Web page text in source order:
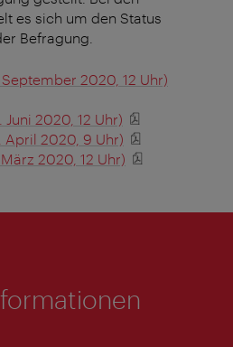
es sich um den Status
Befragung.
September 2020, 12 Uhr)
2020, 12 Uhr)
April 2020, 9 Uhr)
2020, 12 Uhr)